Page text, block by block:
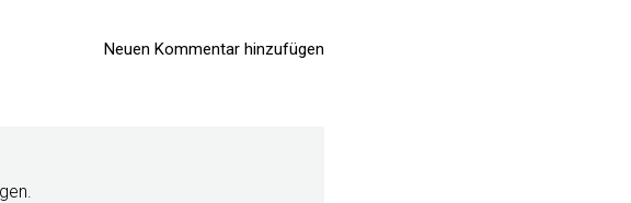
Neuen Kommentar hinzufügen